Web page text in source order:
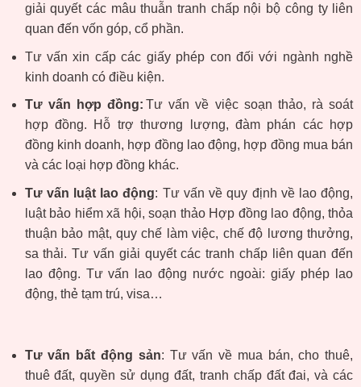
giải quyết các mâu thuẫn tranh chấp nội bộ công ty liên
quan đến vốn góp, cổ phần.
Tư vấn xin cấp các giấy phép con đối với ngành nghề
kinh doanh có điều kiện.
Tư vấn hợp đồng: Tư vấn về việc soạn thảo, rà soát
hợp đồng. Hỗ trợthương lượng, đàm phán các hợp
đồng kinh doanh, hợp đồng lao động, hợp đồng mua bán
và các loại hợp đồng khác.
Tư vấn luật lao động: Tư vấn về quy định về lao động,
luật bảo hiểm xã hội, soạn thảo Hợp đồng lao động, thỏa
thuận bảo mật, quy chế làm việc, chế độ lương thưởng,
sa thải. Tư vấn giải quyết các tranh chấp liên quan đến
lao động. Tư vấn lao động nước ngoài: giấy phép lao
động, thẻ tạm trú, visa…
Tư vấn bất động sản: Tư vấn về mua bán, cho thuê,
thuê đất, quyền sử dụng đất, tranh chấp đất đai, và các